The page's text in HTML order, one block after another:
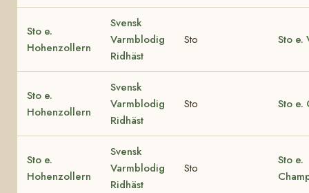
Sto e.
Hohenzollern
Svensk
Varmblodig
Ridhäst
Sto Sto e.
Sto e.
Hohenzollern
Svensk
Varmblodig
Ridhäst
Sto Sto e.
Sto e.
Hohenzollern
Svensk
Varmblodig
Ridhäst
Sto
Sto e.